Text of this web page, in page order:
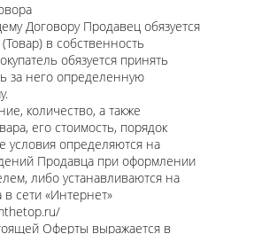
Договору Продавец обязуется
в собственность
обязуется принять
за него определенную
количество, а также
его стоимость, порядок
условия определяются на
Продавца при оформлении
либо устанавливаются на
сети «Интернет»
Оферты выражается в